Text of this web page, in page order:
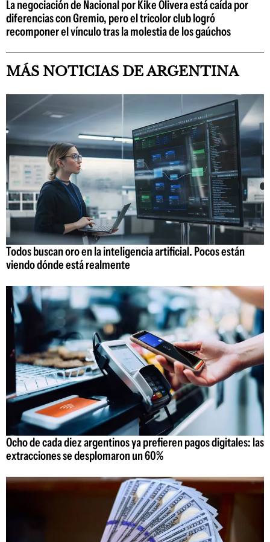
La negociación de Nacional por Kike Olivera está caída por
diferencias con Gremio, pero el tricolor club logró
recomponer el vínculo tras la molestia de los gaúchos
MÁS NOTICIAS DE ARGENTINA
Todos buscan oro en la inteligencia artificial. Pocos están
viendo dónde está realmente
Ocho de cada diez argentinos ya prefieren pagos digitales: las
extracciones se desplomaron un 60%